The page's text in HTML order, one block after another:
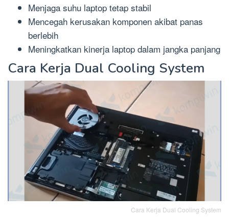
Menjaga suhu laptop tetap stabil
Mencegah kerusakan komponen akibat panas
berlebih
Meningkatkan kinerja laptop dalam jangka panjang
Cara Kerja Dual Cooling System
Cara Kerja Dual Cooling System